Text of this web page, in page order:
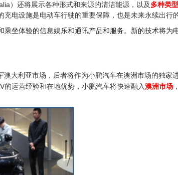
）还将展示各种形式和来源的清洁能源，以及多种类
电设施是电动车行驶的重要保障，也是未来永续出行的
乘坐体验的信息娱乐和通讯产品和服务。新的技术将为
大利亚市场，后者将作为小鹏汽车在澳洲市场的独家
的运营经验和在地优势，小鹏汽车将快速融入澳洲市场